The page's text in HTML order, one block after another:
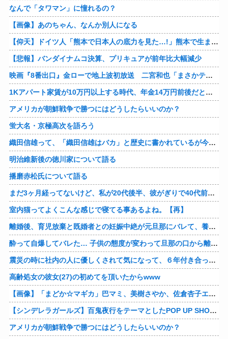
なんで「タワマン」に憧れるの？
【画像】あのちゃん、なんか別人になる
【仰天】ドイツ人「熊本で日本人の底力を見た…!」熊本で生まれて初めて震度7の大地震を経験したドイツ人。直後、日本人たちの行動に衝撃を受けてしまう…
【悲報】バンダイナムコ決算、プリキュアが前年比大幅減少
映画『8番出口』金ローで地上波初放送 二宮和也「まさかテレビにまで迷い込んでしまうとは」
1Kアパート家賃が10万円以上する時代、年金14万円前後だと賃貸の人は無理じゃね？
アメリカが朝鮮戦争で勝つにはどうしたらいいのか？
蛍大名・京極高次を語ろう
織田信雄って、「織田信雄はバカ」と歴史に書かれているが今まで家が残っているんでバカではないよな？
明治維新後の徳川家について語る
播磨赤松氏について語る
まだ3ヶ月経ってないけど、私が20代後半、彼がぎりで40代前半でＷ不倫中。計画している彼との二泊三日の旅行、早く行けるといいな♪
室内猫ってよくこんな感じで寝てる事あるよね。【再】
離婚後、育児放棄と既婚者との妊娠中絶が元旦那にバレて、養育費の支払いが止まった… 私が正社員で働くまで止めると言われてるけど、女として生きたいの。
酔って自爆してバレた… 子供の態度が変わって旦那の口から離婚って言葉が出て、急速に現実に引き戻されたっていうか、あー私本当にしちゃいけないことしてたんだなと思い知った。
震災の時に社内の人に優しくされて気になって、６年付き合った彼に別れを告げました。その時新たな好きな人に夢中で元彼はどうでもよく思えました。今ははっきり言って後悔してます…
高齢処女の彼女(27)の初めてを頂いたからwww
【画像】「まどか☆マギカ」巴マミ、美樹さやか、佐倉杏子エロすぎ放課後えんこーハメ撮りどぴゅどぴゅエチエチが最高すぎる❣
【シンデレラガールズ】百鬼夜行をテーマとしたPOP UP SHOPが東京・大阪にて開催
アメリカが朝鮮戦争で勝つにはどうしたらいいのか？